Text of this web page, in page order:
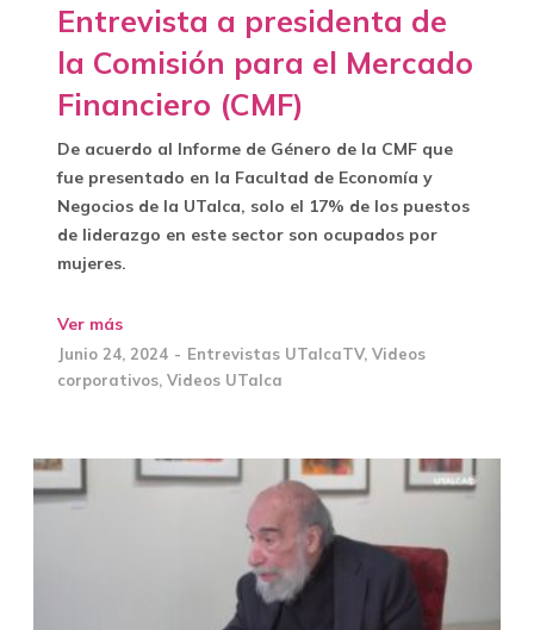
Entrevista a presidenta de
la Comisión para el Mercado
Financiero (CMF)
De acuerdo al Informe de Género de la CMF que
fue presentado en la Facultad de Economía y
Negocios de la UTalca, solo el 17% de los puestos
de liderazgo en este sector son ocupados por
mujeres.
Ver más
Junio 24, 2024 Entrevistas UTalcaTV, Videos
corporativos, Videos UTalca